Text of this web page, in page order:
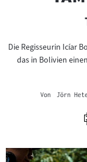
Die Regisseurin Icíar
das in Bolivien
Von Jörn